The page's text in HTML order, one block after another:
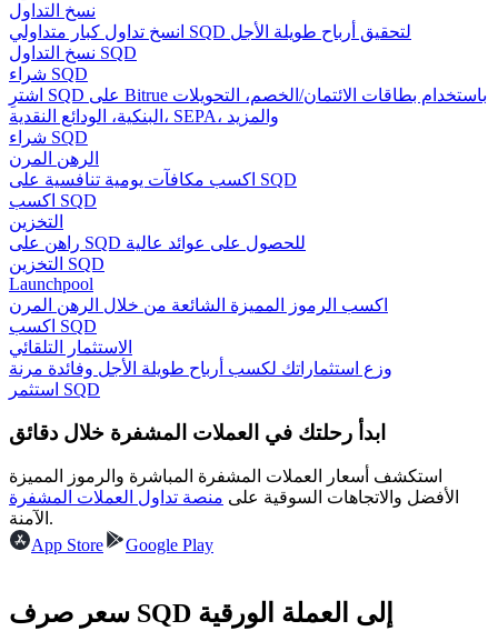
استراتيجيات التداول
تعلم كيفية البقاء مربحة
يكسب
احصل على مكافآت تنافسية يوميًا
نسخ التداول
انسخ تداول كبار متداولي SQD لتحقيق أرباح طويلة الأجل
نسخ التداول SQD
شراء SQD
اشترِ SQD على Bitrue باستخدام بطاقات الائتمان/الخصم، التحويلات
البنكية، الودائع النقدية، SEPA، والمزيد
شراء SQD
الرهن المرن
اكسب مكافآت يومية تنافسية على SQD
اكسب SQD
التخزين
راهن على SQD للحصول على عوائد عالية
التخزين SQD
Launchpool
اكسب الرموز المميزة الشائعة من خلال الرهن المرن
اكسب SQD
الاستثمار التلقائي
وزع استثماراتك لكسب أرباح طويلة الأجل وفائدة مرنة
استثمر SQD
ابدأ رحلتك في العملات المشفرة خلال دقائق
استكشف أسعار العملات المشفرة المباشرة والرموز المميزة
الأفضل والاتجاهات السوقية على منصة تداول العملات المشفرة
الآمنة.
App Store
Google Play
سعر صرف SQD إلى العملة الورقية